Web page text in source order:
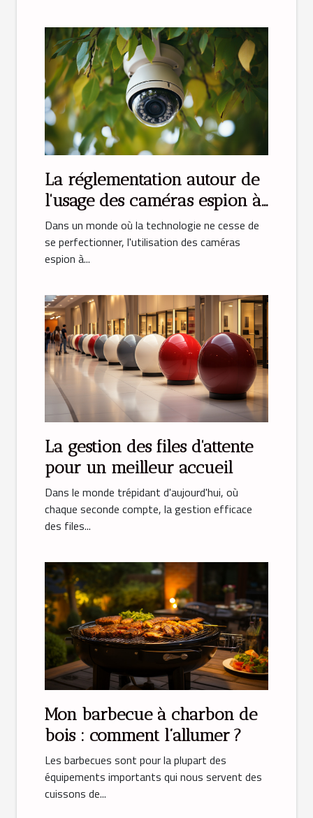
La réglementation autour de
l'usage des caméras espion à
domicile
Dans un monde où la technologie ne cesse de
se perfectionner, l'utilisation des caméras
espion à...
La gestion des files d'attente
pour un meilleur accueil
Dans le monde trépidant d'aujourd'hui, où
chaque seconde compte, la gestion efficace
des files...
Mon barbecue à charbon de
bois : comment l’allumer ?
Les barbecues sont pour la plupart des
équipements importants qui nous servent des
cuissons de...